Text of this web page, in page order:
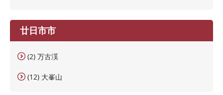
廿日市市
(2) 万古渓
(12) 大峯山